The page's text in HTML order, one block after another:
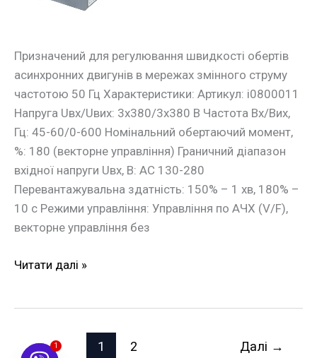
Призначений для регулювання швидкості обертів
асинхронних двигунів в мережах змінного струму
частотою 50 Гц Характеристики: Артикул: i0800011
Напруга Uвх/Uвих: 3х380/3х380 В Частота Вх/Вих,
Гц: 45-60/0-600 Номінальний обертаючий момент,
%: 180 (векторне управління) Граничний діапазон
вхідної напруги Uвх, В: АС 130-280
Перевантажувальна здатність: 150% – 1 хв, 180% –
10 с Режими управління: Управління по АЧХ (V/F),
векторне управління без
Читати далі »
1 2 Далі →